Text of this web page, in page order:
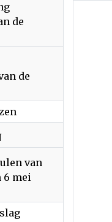
de
de
van
6 mei